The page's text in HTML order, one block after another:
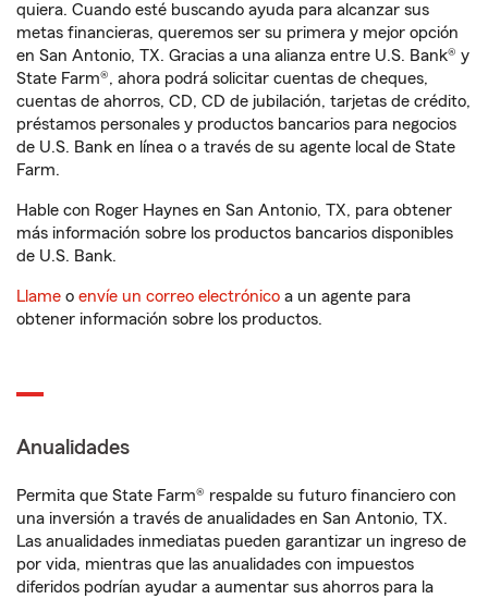
quiera. Cuando esté buscando ayuda para alcanzar sus
metas financieras, queremos ser su primera y mejor opción
en San Antonio, TX. Gracias a una alianza entre U.S. Bank® y
State Farm®, ahora podrá solicitar cuentas de cheques,
cuentas de ahorros, CD, CD de jubilación, tarjetas de crédito,
préstamos personales y productos bancarios para negocios
de U.S. Bank en línea o a través de su agente local de State
Farm.
Hable con Roger Haynes en San Antonio, TX, para obtener
más información sobre los productos bancarios disponibles
de U.S. Bank.
Llame o envíe un correo electrónico a un agente para
obtener información sobre los productos.
Anualidades
Permita que State Farm® respalde su futuro financiero con
una inversión a través de anualidades en San Antonio, TX.
Las anualidades inmediatas pueden garantizar un ingreso de
por vida, mientras que las anualidades con impuestos
diferidos podrían ayudar a aumentar sus ahorros para la